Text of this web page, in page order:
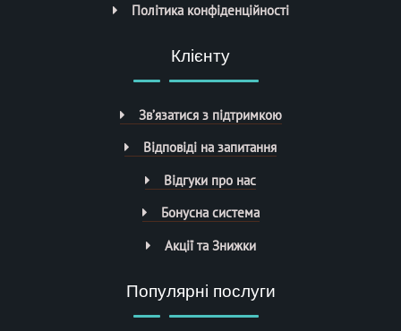
Політика конфіденційності
Клієнту
Зв’язатися з підтримкою
Відповіді на запитання
Відгуки про нас
Бонусна система
Акції та Знижки
Популярні послуги